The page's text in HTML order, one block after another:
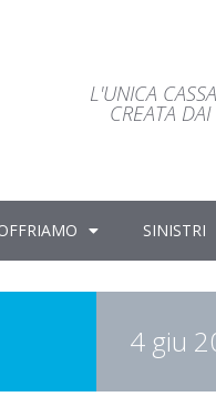
L'UNICA
CREATA
SINISTRI
4 giu